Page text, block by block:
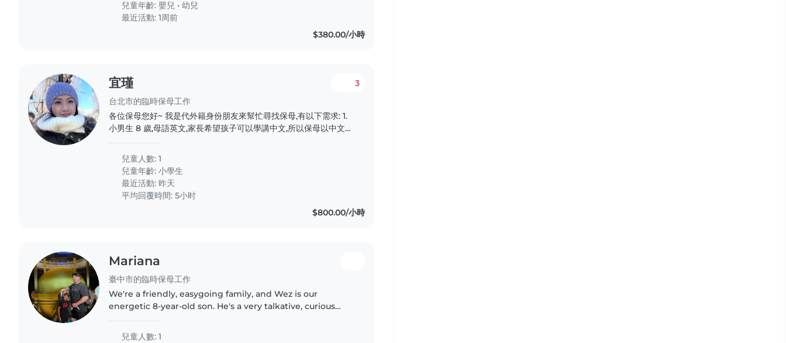
兒童年齡:嬰兒 •幼兒
最近活動: 1周前
$380.00/小時
宜瑾
台北市的臨時保母工作
3
各位保母您好~ 我是代外籍身份朋友來幫忙尋找保母,有以下需求: 1.
小男生 8 歲,母語英文,家長希望孩子可以學講中文,所以保母以中文對
),放學接回家以後簡單陪做作業直到家長下班返家 3. 地點:住家大直,
學校士林 4. 交通:以計程車/Uber 為主,家長出車資 5. 餐食:不需準備..
兒童人數: 1
兒童年齡:小學生
最近活動: 昨天
平均回覆時間: 5小时
$800.00/小時
Mariana
臺中市的臨時保母工作
We're a friendly, easygoing family, and Wez is our
energetic 8-year-old son. He's a very talkative, curious
keeping busy. He has..
兒童人數: 1